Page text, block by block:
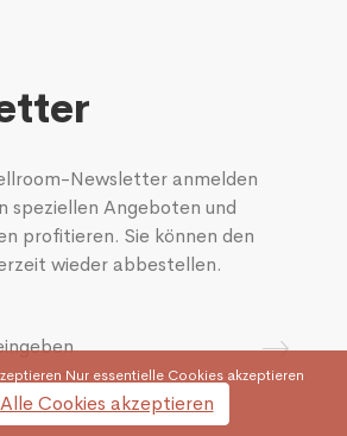
Newsletter anmelden
speziellen Angeboten und
profitieren. Sie können den
wieder abbestellen.
Nur essentielle Cookies akzeptieren
Alle Cookies akzeptieren